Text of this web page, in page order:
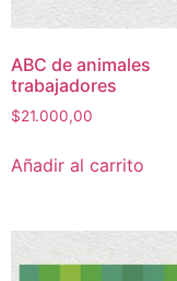
ABC de animales
trabajadores
$21.000,00
Añadir al carrito